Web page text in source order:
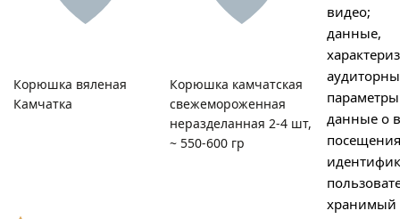
Корюшка вяленая
Камчатка
Корюшка камчатская
свежемороженная
неразделанная 2-4 шт,
~ 550-600 гр
видео;
данные,
данные о
хранимый